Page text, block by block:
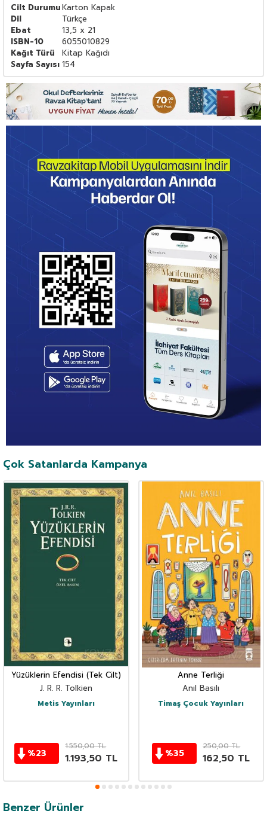
Cilt DurumuKarton Kapak
Dil
Türkçe
Ebat
13,5 x 21
ISBN-10
6055010829
Kağıt Türü
Kitap Kağıdı
Sayfa Sayısı 154
Çok Satanlarda Kampanya
Yüzüklerin Efendisi (Tek Cilt)
J. R. R. Tolkien
Metis Yayınları
%23
1.550,00TL
1.193,50 TL
Anne Terliği
Anıl Basılı
Timaş Çocuk Yayınları
%35
250,00TL
162,50 TL
Benzer Ürünler